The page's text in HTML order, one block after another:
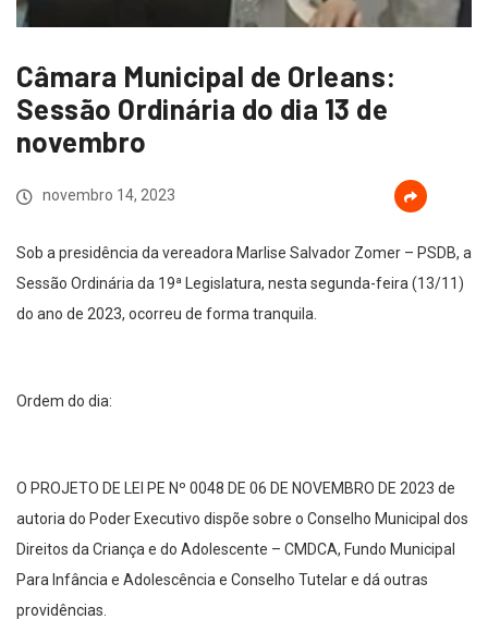
Câmara Municipal de Orleans:
Sessão Ordinária do dia 13 de
novembro
novembro 14, 2023
Sob a presidência da vereadora Marlise Salvador Zomer – PSDB, a
Sessão Ordinária da 19ª Legislatura, nesta segunda-feira (13/11)
do ano de 2023, ocorreu de forma tranquila.
Ordem do dia:
O PROJETO DE LEI PE Nº 0048 DE 06 DE NOVEMBRO DE 2023 de
autoria do Poder Executivo dispõe sobre o Conselho Municipal dos
Direitos da Criança e do Adolescente – CMDCA, Fundo Municipal
Para Infância e Adolescência e Conselho Tutelar e dá outras
providências.